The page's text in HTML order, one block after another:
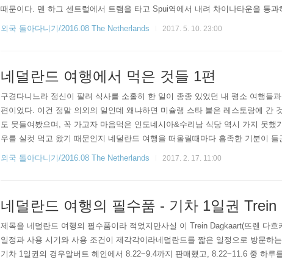
때문이다. 덴 하그 센트럴에서 트램을 타고 Spui역에서 내려 차이나타운을 통
리가 아파 조금이라도 덜 걷기 위해 트램을 탔는데, 기차역에서 그냥 걸어가는
외국 돌아다니기/2016.08 The Netherlands 2017. 5. 10. 23:00
네덜란드 여행에서 먹은 것들 1편
구경다니느라 정신이 팔려 식사를 소홀히 한 일이 종종 있었던 내 평소 여행들
편이었다. 이건 정말 의외의 일인데 왜냐하면 미슐랭 스타 붙은 레스토랑에 간
도 못들여봤으며, 꼭 가고자 마음먹은 인도네시아&수리남 식당 역시 가지 못
우를 실컷 먹고 왔기 때문인지 네덜란드 여행을 떠올릴때마다 흡족한 기분이
편♡ (원랜 2016.9.15.에 쓴 글인데 까먹고 있다가, 블로그를 잘 못하고 있는 요
외국 돌아다니기/2016.08 The Netherlands 2017. 2. 17. 11:00
네덜란드 여행의 필수품 - 기차 1일권 Trein
제목을 네덜란드 여행의 필수품이라 적었지만사실 이 Trein Dagkaart(뜨렌 다
일정과 사용 시기와 사용 조건이 제각각이라네덜란드를 짧은 일정으로 방문하
기차 1일권의 경우알버트 헤인에서 8.22~9.4까지 판매했고, 8.22~11.6 중 하